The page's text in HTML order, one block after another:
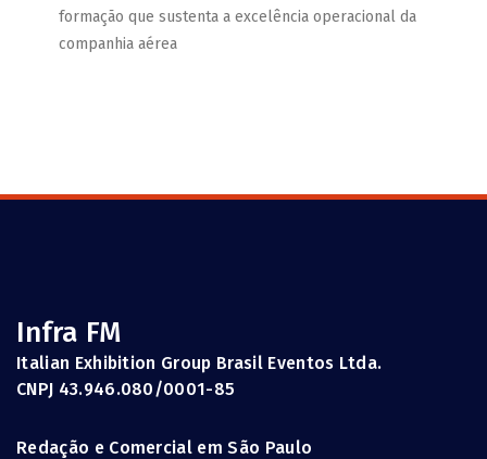
formação que sustenta a excelência operacional da
companhia aérea
Infra FM
Italian Exhibition Group Brasil Eventos Ltda.
CNPJ 43.946.080/0001-85
Redação e Comercial em São Paulo